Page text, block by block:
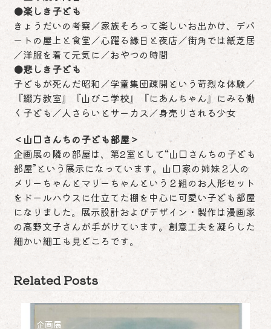
●楽しき子ども
きょうだいの考察／家族そろって楽しいお出かけ、デパ
ートの屋上と食堂／心躍る縁日と夜店／街角では紙芝居
／洋服を着て元気に／おやつの時間
●悲しき子ども
子どもが死んだ昭和／学童集団疎開という苛烈な体験／
『綴方教室』『山びこ学校』『にあんちゃん』にみる働
く子ども／人さらいとサーカス／身売りされる少女
＜山口さんちの子ども部屋＞
企画展の隣の部屋は、第2室として“山口さんちの子ども
部屋”という展示になっています。山口家の姉妹２人の
メリーちゃんとマリーちゃんという２組のお人形セット
をドールハウスに仕立てた棚を中心に可愛い子ども部屋
になりました。展示設計およびデザイン・製作は漫画家
の高野文子さんが手がけています。創意工夫を凝らした
細かい細工も見どころです。
Related Posts
企画展